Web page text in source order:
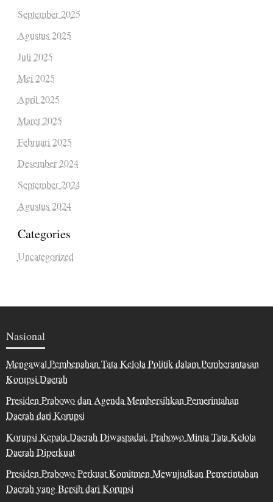
September 2025
Agustus 2025
Juli 2025
Mei 2025
April 2025
Maret 2025
Februari 2025
Desember 2024
September 2024
Agustus 2024
Categories
Uncategorized
Nasional
Mengawal Pembenahan Tata Kelola Politik dalam Pemberantasan
Korupsi Daerah
Presiden Prabowo dan Agenda Membersihkan Pemerintahan
Daerah dari Korupsi
Korupsi Kepala Daerah Diwaspadai, Prabowo Minta Tata Kelola
Daerah Diperkuat
Presiden Prabowo Perkuat Komitmen Mewujudkan Pemerintahan
Daerah yang Bersih dari Korupsi